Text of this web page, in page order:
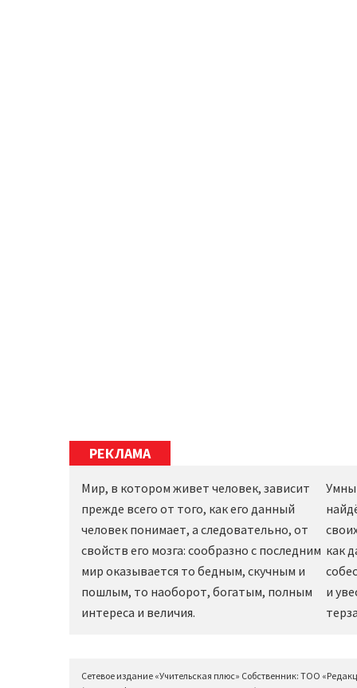
РЕКЛАМА
Мир, в котором живет человек, зависит
прежде всего от того, как его данный
человек понимает, а следовательно, от
свойств его мозга: сообразно с последним
мир оказывается то бедным, скучным и
пошлым, то наоборот, богатым, полным
интереса и величия.
как
и
Сетевое издание «Учительская плюс» Собственник: ТОО